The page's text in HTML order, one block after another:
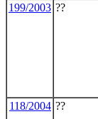
199/2003 ??
118/2004 ??